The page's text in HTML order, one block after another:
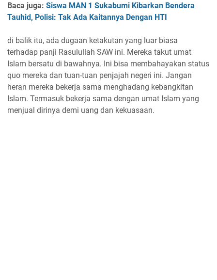
Baca juga: Siswa MAN 1 Sukabumi Kibarkan Bendera
Tauhid, Polisi: Tak Ada Kaitannya Dengan HTI
di balik itu, ada dugaan ketakutan yang luar biasa
terhadap panji Rasulullah SAW ini. Mereka takut umat
Islam bersatu di bawahnya. Ini bisa membahayakan status
quo mereka dan tuan-tuan penjajah negeri ini. Jangan
heran mereka bekerja sama menghadang kebangkitan
Islam. Termasuk bekerja sama dengan umat Islam yang
menjual dirinya demi uang dan kekuasaan.